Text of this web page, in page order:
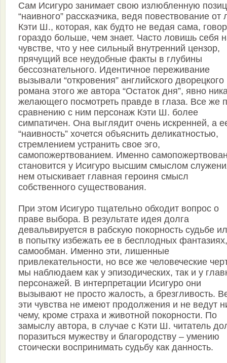
Сам Исигуро занимает свою излюбленную
“наивного” рассказчика, ведя повествование от
Кэти Ш., которая, как будто не ведая сама,
гораздо больше, чем знает. Часто ловишь себя
чувстве, что у нее сильный внутренний цензор,
прячущий все неудобные факты в глубины
бессознательного. Идентичное переживание
вызывали “откровения” английского дворецкого
романа этого же автора “Остаток дня”, явно
желающего посмотреть правде в глаза. Все же
сравнению с ним персонаж Кэти Ш. более
симпатичен. Она выглядит очень искренней, а
“наивность” хочется объяснить деликатностью,
стремлением устранить свое эго,
самопожертвованием. Именно
становится у Исигуро высшим смыслом
нем отыскивает главная героиня смысл
собственного существования.
При этом Исигуро тщательно обходит вопрос о
праве выбора. В результате идея долга
девальвируется в рабскую покорность судьбе
в попытку избежать ее в бесплодных
самообман. Именно эти, лишенные
привлекательности, но все же человеческие
мы наблюдаем как у эпизодических, так и у
персонажей. В интерпретации Исигуро они
вызывают не просто жалость, а брезгливость.
эти чувства не имеют продолжения и не ведут
чему, кроме страха и животной покорности. По
замыслу автора, в случае с Кэти Ш. читатель
поразиться мужеству и благородству – умению
стоически воспринимать судьбу как данность.